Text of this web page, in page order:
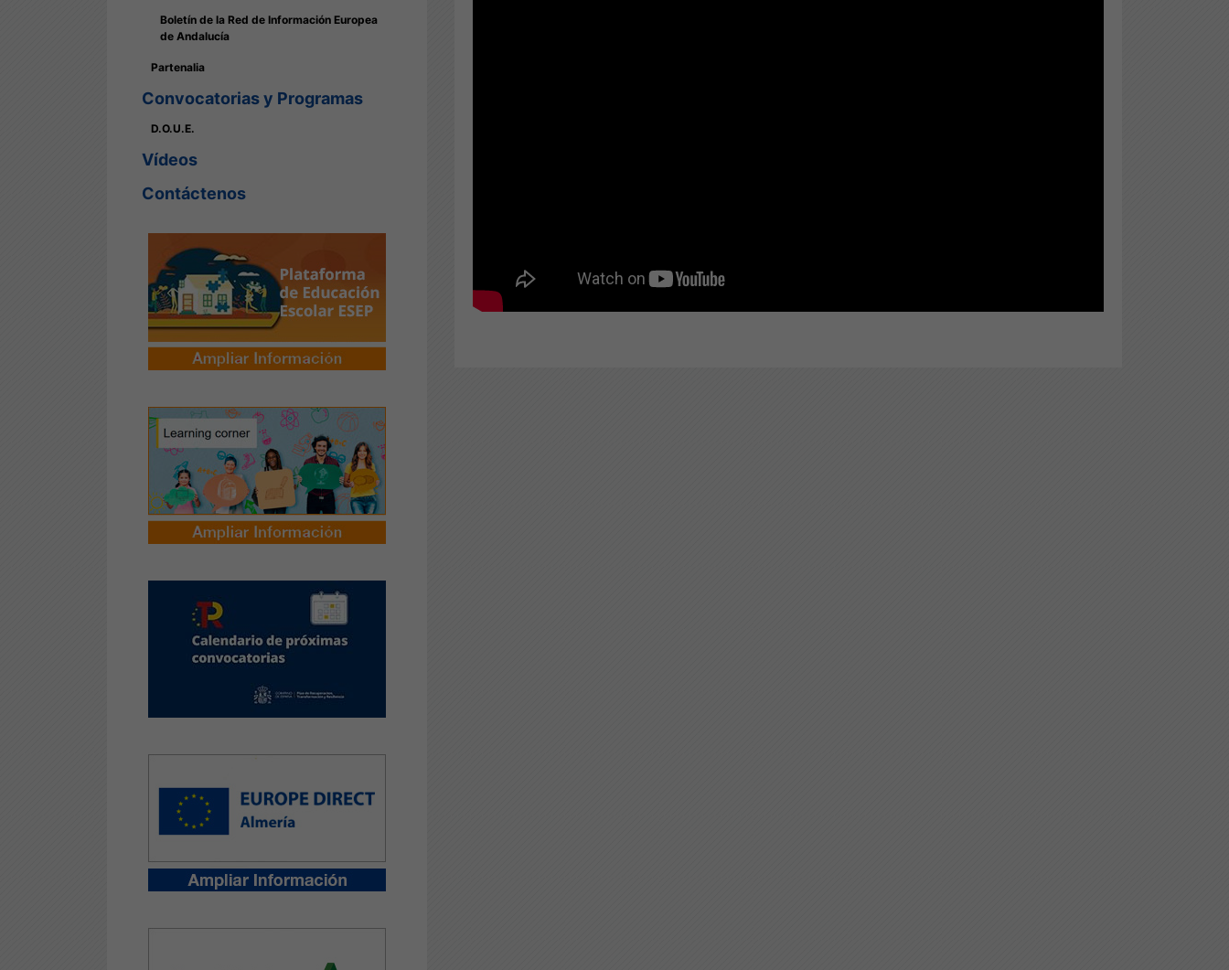
Boletín de la Red de Información Europea
de Andalucía
Partenalia
Convocatorias y Programas
D.O.U.E.
Vídeos
Contáctenos